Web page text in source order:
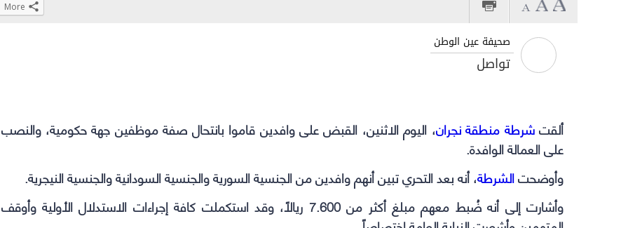
صحيفة عين الوطن
تواصل
ألقتشرطة منطقة نجران، اليوم الاثنين، القبض على وافدين ‏قاموا بانتحال صفة موظفين جهة حكومية، والنصب
على العمالة الوافدة.
وأوضحتالشرطة، أنه بعد التحري تبين أنهم وافدين من الجنسية السورية والجنسية السودانية والجنسية النيجرية.
وأشارت إلى أنه ضُبط معهم مبلغ أكثر من 7.600 ريالًا، وقد استكملت كافة إجراءات الاستدلال الأولية وأوقف
in
window)
in
window)
Click
in
window)
Click
in
window)
More